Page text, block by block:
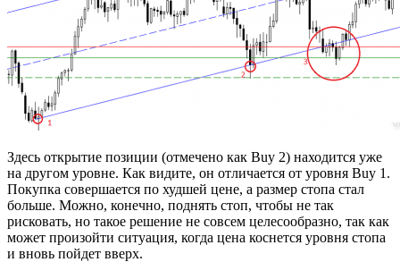
Здесь открытие позиции (отмечено как Buy 2) находится уже
на другом уровне. Как видите, он отличается от уровня Buy 1.
Покупка совершается по худшей цене, а размер стопа стал
больше. Можно, конечно, поднять стоп, чтобы не так
рисковать, но такое решение не совсем целесообразно, так как
может произойти ситуация, когда цена коснется уровня стопа
и вновь пойдет вверх.